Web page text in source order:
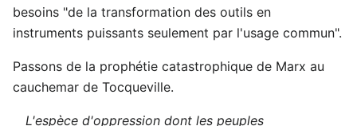
besoins "de la transformation des outils en
instruments puissants seulement par l'usage commun".
Passons de la prophétie catastrophique de Marx au
cauchemar de Tocqueville.
L'espèce d'oppression dont les peuples